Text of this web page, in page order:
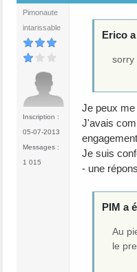
Pimonaute
intarissable
Inscription :
05-07-2013
Messages :
1 015
Erico
sorry
Je peux me
J'avais
Je suis
- une
PIM a
Au
le